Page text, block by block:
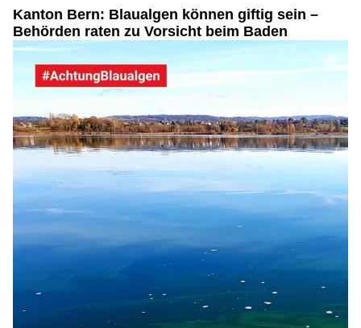
Kanton Bern: Blaualgen können giftig sein –
Behörden raten zu Vorsicht beim Baden